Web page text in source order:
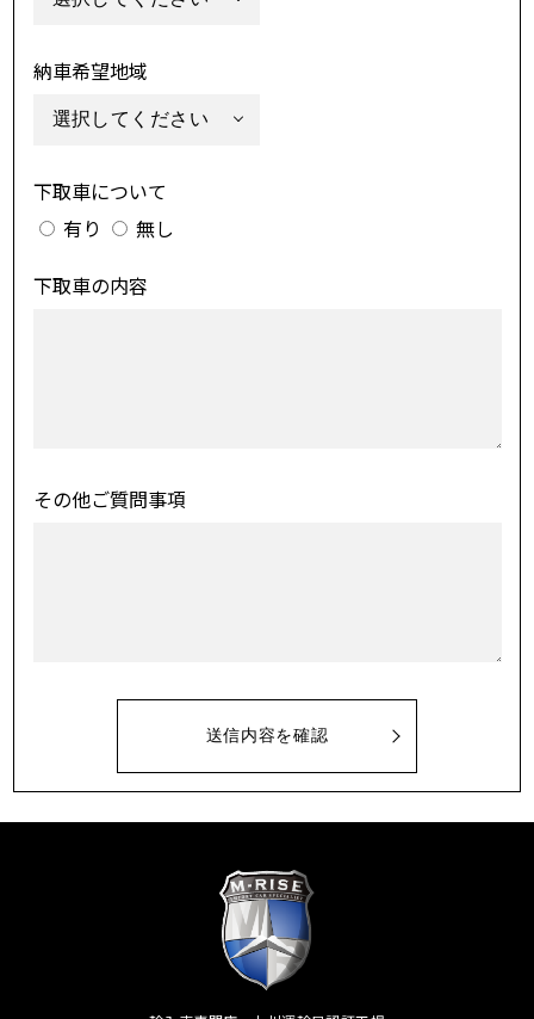
納車希望地域
下取車について
有り
無し
下取車の内容
その他ご質問事項